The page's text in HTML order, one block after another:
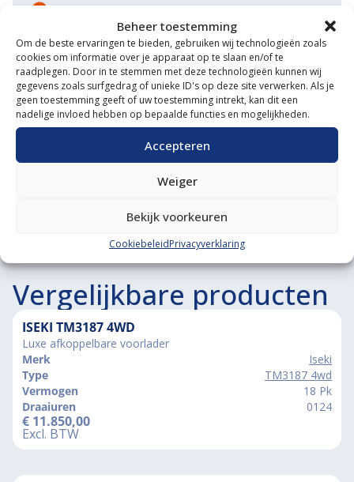
Beheer toestemming
Om de beste ervaringen te bieden, gebruiken wij technologieën zoals
cookies om informatie over je apparaat op te slaan en/of te
raadplegen. Door in te stemmen met deze technologieën kunnen wij
gegevens zoals surfgedrag of unieke ID's op deze site verwerken. Als je
geen toestemming geeft of uw toestemming intrekt, kan dit een
nadelige invloed hebben op bepaalde functies en mogelijkheden.
Accepteren
Weiger
Bekijk voorkeuren
CookiebeleidPrivacyverklaring
Eigen transportservice
Gespecialiseerde werkplaats
Diverse aanbouwwerktuigen
Grote voorraad minitrekkers
Vergelijkbare producten
ISEKI TM3187 4WD
Luxe afkoppelbare voorlader
Merk
Iseki
Type
TM3187 4wd
Vermogen
18 Pk
Draaiuren
0124
€ 11.850,00
Excl. BTW